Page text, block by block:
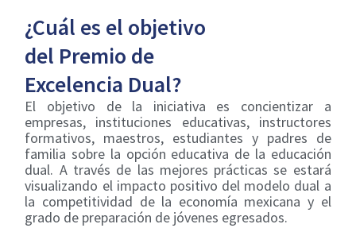
¿Cuál es el objetivo
del Premio de
Excelencia Dual?
El objetivo de la iniciativa es concientizar a
empresas, instituciones educativas, instructores
formativos, maestros, estudiantes y padres de
familia sobre la opción educativa de la educación
dual. A través de las mejores prácticas se estará
visualizando el impacto positivo del modelo dual a
la competitividad de la economía mexicana y el
grado de preparación de jóvenes egresados.